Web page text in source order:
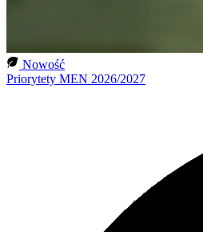
Nowość
Priorytety MEN 2026/2027